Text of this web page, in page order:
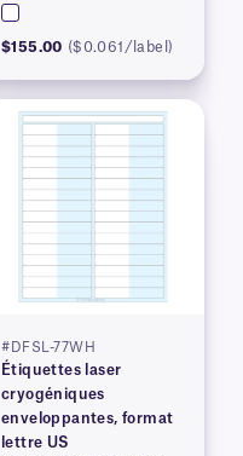
$155.00 ($0.061/label)
#DFSL-77WH
Étiquettes laser
cryogéniques
enveloppantes, format
lettre US